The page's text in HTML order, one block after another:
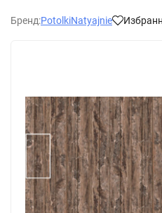
Бренд:PotolkiNatyajnie